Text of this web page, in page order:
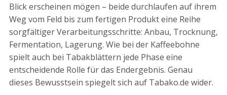
Blick erscheinen mögen – beide durchlaufen auf ihrem
Weg vom Feld bis zum fertigen Produkt eine Reihe
sorgfältiger Verarbeitungsschritte: Anbau, Trocknung,
Fermentation, Lagerung. Wie bei der Kaffeebohne
spielt auch bei Tabakblättern jede Phase eine
entscheidende Rolle für das Endergebnis. Genau
dieses Bewusstsein spiegelt sich auf Tabako.de wider.